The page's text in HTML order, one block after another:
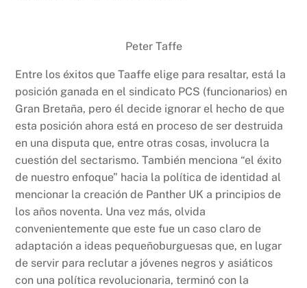
Peter Taffe
Entre los éxitos que Taaffe elige para resaltar, está la
posición ganada en el sindicato PCS (funcionarios) en
Gran Bretaña, pero él decide ignorar el hecho de que
esta posición ahora está en proceso de ser destruida
en una disputa que, entre otras cosas, involucra la
cuestión del sectarismo. También menciona “el éxito
de nuestro enfoque” hacia la política de identidad al
mencionar la creación de Panther UK a principios de
los años noventa. Una vez más, olvida
convenientemente que este fue un caso claro de
adaptación a ideas pequeñoburguesas que, en lugar
de servir para reclutar a jóvenes negros y asiáticos
con una política revolucionaria, terminó con la